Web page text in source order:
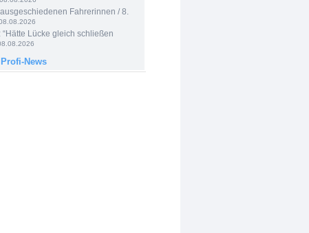
Fahrerinnen / 8.
“Hätte Lücke gleich schließen
News